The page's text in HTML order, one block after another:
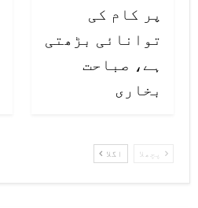
پر کام کی
توانائی بڑھتی
ہے، صباحت
بخاری
پچھلا اگلا